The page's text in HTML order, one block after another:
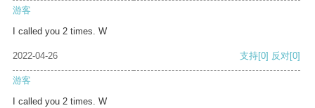
游客
I called you 2 times. W
2022-04-26 支持[0] 反对[0]
游客
I called you 2 times. W